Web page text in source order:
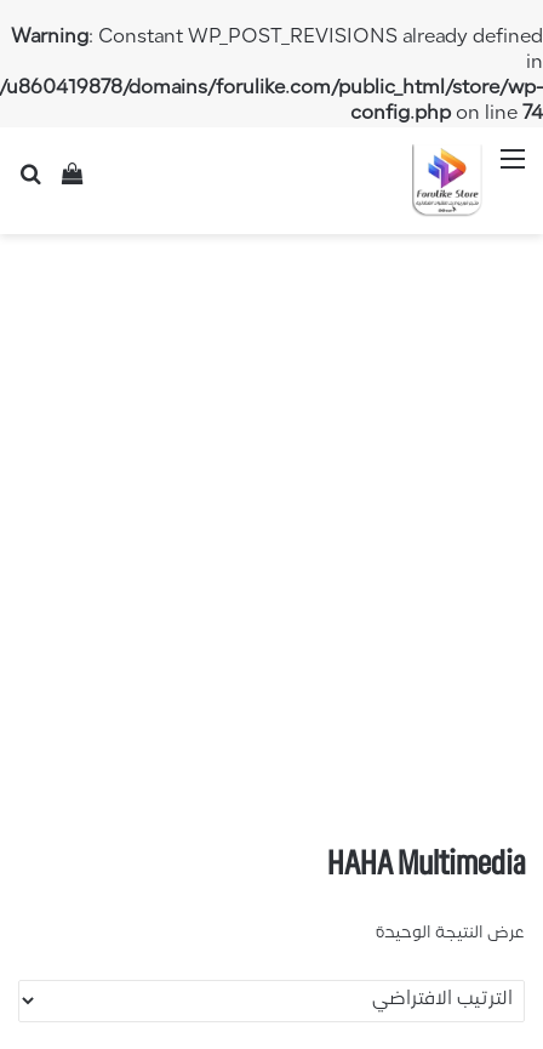
Warning: Constant WP_POST_REVISIONS already
/home/u860419878/domains/forulike.com/public_html/
config.php
HAHA
الوحيدة